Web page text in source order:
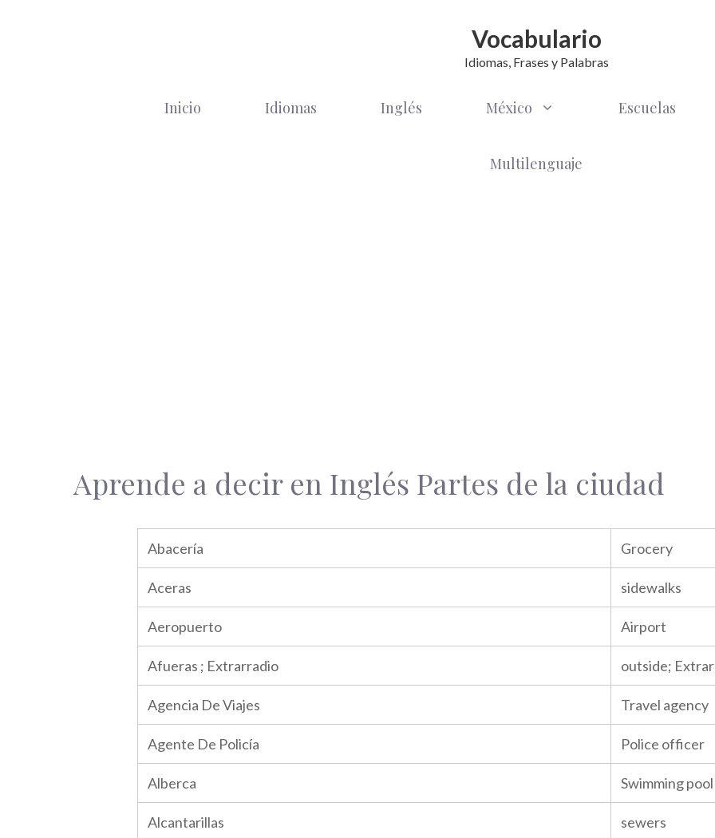
Vocabulario
Idiomas, Frases y Palabras
Inicio Idiomas Inglés México Escuelas
Multilenguaje
Aprende a decir en Inglés Partes de la ciudad
Abacería Grocery
Aceras sidewalks
Aeropuerto Airport
Afueras ; Extrarradio outside;
Agencia De Viajes Travel agency
Agente De Policía Police officer
Alberca Swimming pool
Alcantarillas sewers